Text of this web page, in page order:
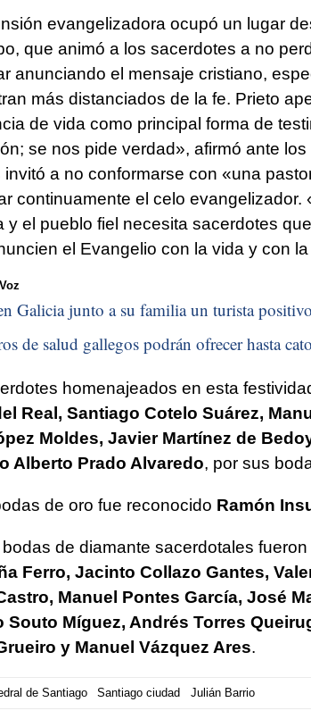
evangelizadora ocupó un lugar
que animó a los sacerdotes a no
anunciando el mensaje cristiano,
más distanciados de la fe. Prieto
de vida como principal forma de
se nos pide verdad», afirmó ante
invitó a no conformarse con «una
continuamente el celo evangelizador.
y el pueblo fiel necesita sacerdotes
el Evangelio con la vida y con
Galicia junto a su familia un turista
de salud gallegos podrán ofrecer hasta
homenajeados en esta
Real, Santiago Cotelo Suárez,
Moldes, Javier Martínez de
Alberto Prado Alvaredo, por sus
de oro fue reconocido Ramón
de diamante sacerdotales
Ferro, Jacinto Collazo Gantes,
Manuel Pontes García, José
Souto Míguez, Andrés Torres
y Manuel Vázquez Ares.
de Santiago Santiago ciudad Julián Barrio